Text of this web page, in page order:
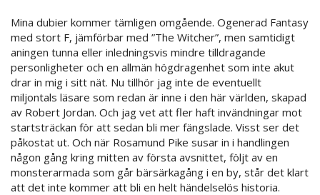
Mina dubier kommer tämligen omgående. Ogenerad Fantasy
med stort F, jämförbar med ”The Witcher”, men samtidigt
aningen tunna eller inledningsvis mindre tilldragande
personligheter och en allmän högdragenhet som inte akut
drar in mig i sitt nät. Nu tillhör jag inte de eventuellt
miljontals läsare som redan är inne i den här världen, skapad
av Robert Jordan. Och jag vet att fler haft invändningar mot
startsträckan för att sedan bli mer fängslade. Visst ser det
påkostat ut. Och när Rosamund Pike susar in i handlingen
någon gång kring mitten av första avsnittet, följt av en
monsterarmada som går bärsärkagång i en by, står det klart
att det inte kommer att bli en helt händelselös historia.